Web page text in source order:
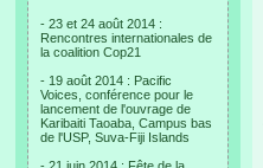
- 23 et 24 août 2014 :
Rencontres internationales de
la coalition Cop21
- 19 août 2014 : Pacific
Voices, conférence pour le
lancement de l'ouvrage de
Karibaiti Taoaba, Campus bas
de l'USP, Suva-Fiji Islands